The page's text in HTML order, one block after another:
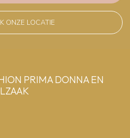
ONZE LOCATIE
PRIMA DONNA EN